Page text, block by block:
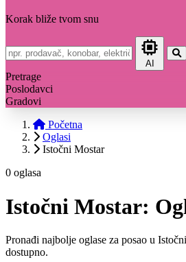
Korak bliže tvom snu
AI
Pretrage
Poslodavci
Gradovi
Početna
Oglasi
Istočni Mostar
0 oglasa
Istočni Mostar:
Pronađi najbolje oglase za posao u
dostupno.